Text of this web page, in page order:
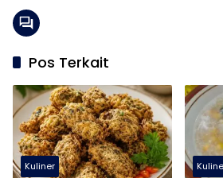
Pos Terkait
Kuliner